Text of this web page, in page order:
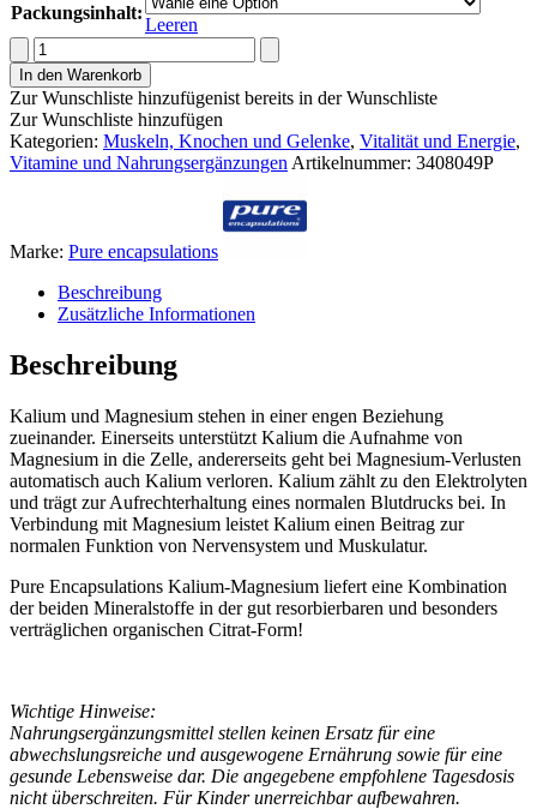
Packungsinhalt:
Leeren
Pure
encapsulations
Kalium-
Magnesium
Menge
In den Warenkorb
Zur Wunschliste hinzufügenist bereits in der Wunschliste
Zur Wunschliste hinzufügen
Kategorien: Muskeln, Knochen und Gelenke, Vitalität und Energie,
Vitamine und Nahrungsergänzungen Artikelnummer: 3408049P
Marke: Pure encapsulations
Beschreibung
Zusätzliche Informationen
Beschreibung
Kalium und Magnesium stehen in einer engen Beziehung
zueinander. Einerseits unterstützt Kalium die Aufnahme von
Magnesium in die Zelle, andererseits geht bei Magnesium-Verlusten
automatisch auch Kalium verloren. Kalium zählt zu den Elektrolyten
und trägt zur Aufrechterhaltung eines normalen Blutdrucks bei. In
Verbindung mit Magnesium leistet Kalium einen Beitrag zur
normalen Funktion von Nervensystem und Muskulatur.
Pure Encapsulations Kalium-Magnesium liefert eine Kombination
der beiden Mineralstoffe in der gut resorbierbaren und besonders
verträglichen organischen Citrat-Form!
Wichtige Hinweise:
Nahrungsergänzungsmittel stellen keinen Ersatz für eine
abwechslungsreiche und ausgewogene Ernährung sowie für eine
gesunde Lebensweise dar. Die angegebene empfohlene Tagesdosis
nicht überschreiten. Für Kinder unerreichbar aufbewahren.